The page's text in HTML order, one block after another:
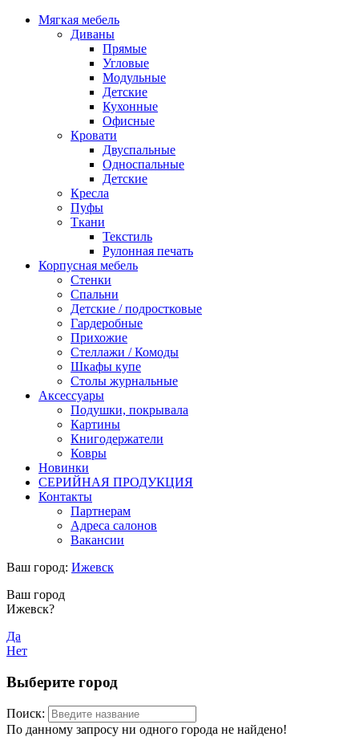
Мягкая мебель
Диваны
Прямые
Угловые
Модульные
Детские
Кухонные
Офисные
Кровати
Двуспальные
Односпальные
Детские
Кресла
Пуфы
Ткани
Текстиль
Рулонная печать
Корпусная мебель
Стенки
Спальни
Детские / подростковые
Гардеробные
Прихожие
Стеллажи / Комоды
Шкафы купе
Столы журнальные
Аксессуары
Подушки, покрывала
Картины
Книгодержатели
Ковры
Новинки
СЕРИЙНАЯ ПРОДУКЦИЯ
Контакты
Партнерам
Адреса салонов
Вакансии
Ваш город: Ижевск
Ваш город
Ижевск?
Да
Нет
Выберите город
Поиск:
По данному запросу ни одного города не найдено!